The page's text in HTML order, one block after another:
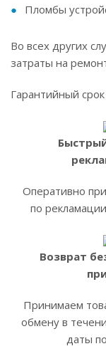
Пломбы
Во всех других
затраты на
Гарантийный
Оперативно
по
Возврат
Принимаем
обмену в
даты